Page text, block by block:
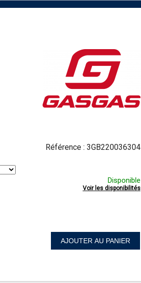
Référence : 3GB220036304
Disponible
Voir les disponibilités
AJOUTER AU PANIER